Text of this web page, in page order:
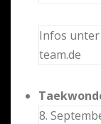
Infos unter
team.de
8.